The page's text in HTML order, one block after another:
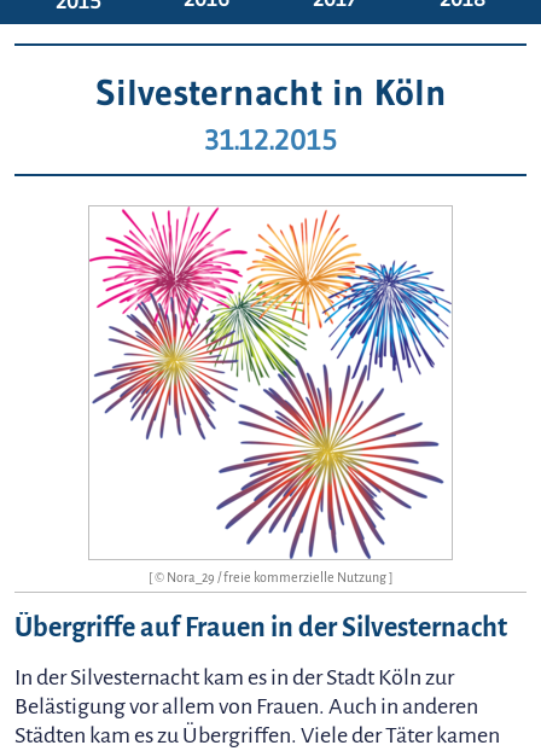
Silvesternacht in Köln
31.12.2015
[ © Nora_29 / freie kommerzielle Nutzung ]
Übergriffe auf Frauen in der Silvesternacht
In der Silvesternacht kam es in der Stadt Köln zur
Belästigung vor allem von Frauen. Auch in anderen
Städten kam es zu Übergriffen. Viele der Täter kamen